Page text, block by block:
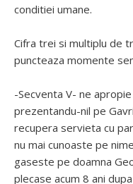
conditiei umane.
Cifra trei si multiplu de
puncteaza momente
-Secventa V- ne
prezentandu-nil pe
recupera servieta cu
nu mai cunoaste pe
gaseste pe doamna
plecase acum 8 ani